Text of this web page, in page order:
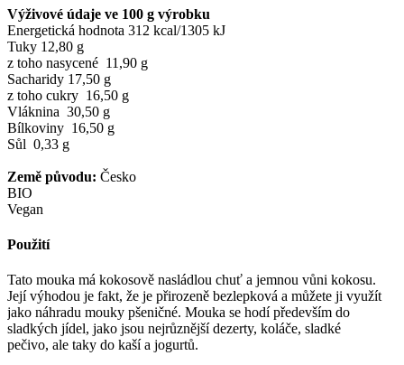
Výživové údaje ve 100 g výrobku
Energetická hodnota 312 kcal/1305 kJ
Tuky 12,80 g
z toho nasycené 11,90 g
Sacharidy 17,50 g
z toho cukry 16,50 g
Vláknina 30,50 g
Bílkoviny 16,50 g
Sůl 0,33 g
Země původu: Česko
BIO
Vegan
Použití
Tato mouka má kokosově nasládlou chuť a jemnou vůni kokosu.
Její výhodou je fakt, že je přirozeně bezlepková a můžete ji využít
jako náhradu mouky pšeničné. Mouka se hodí především do
sladkých jídel, jako jsou nejrůznější dezerty, koláče, sladké
pečivo, ale taky do kaší a jogurtů.